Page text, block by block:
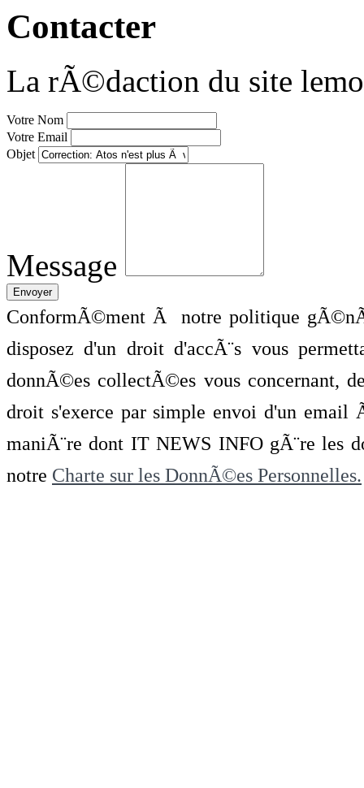
Contacter
La rÃ©daction du site
Votre Nom
Votre Email
Objet
Message
ConformÃ©ment Ã notre politique
disposez d'un droit d'accÃ¨s vous
donnÃ©es collectÃ©es vous concernant,
droit s'exerce par simple envoi d'un
maniÃ¨re dont IT NEWS INFO gÃ¨re les
notre Charte sur les DonnÃ©es Personnelles.